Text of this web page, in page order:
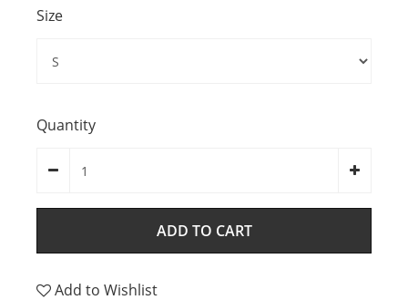
Size
Quantity
ADD TO CART
Add to Wishlist